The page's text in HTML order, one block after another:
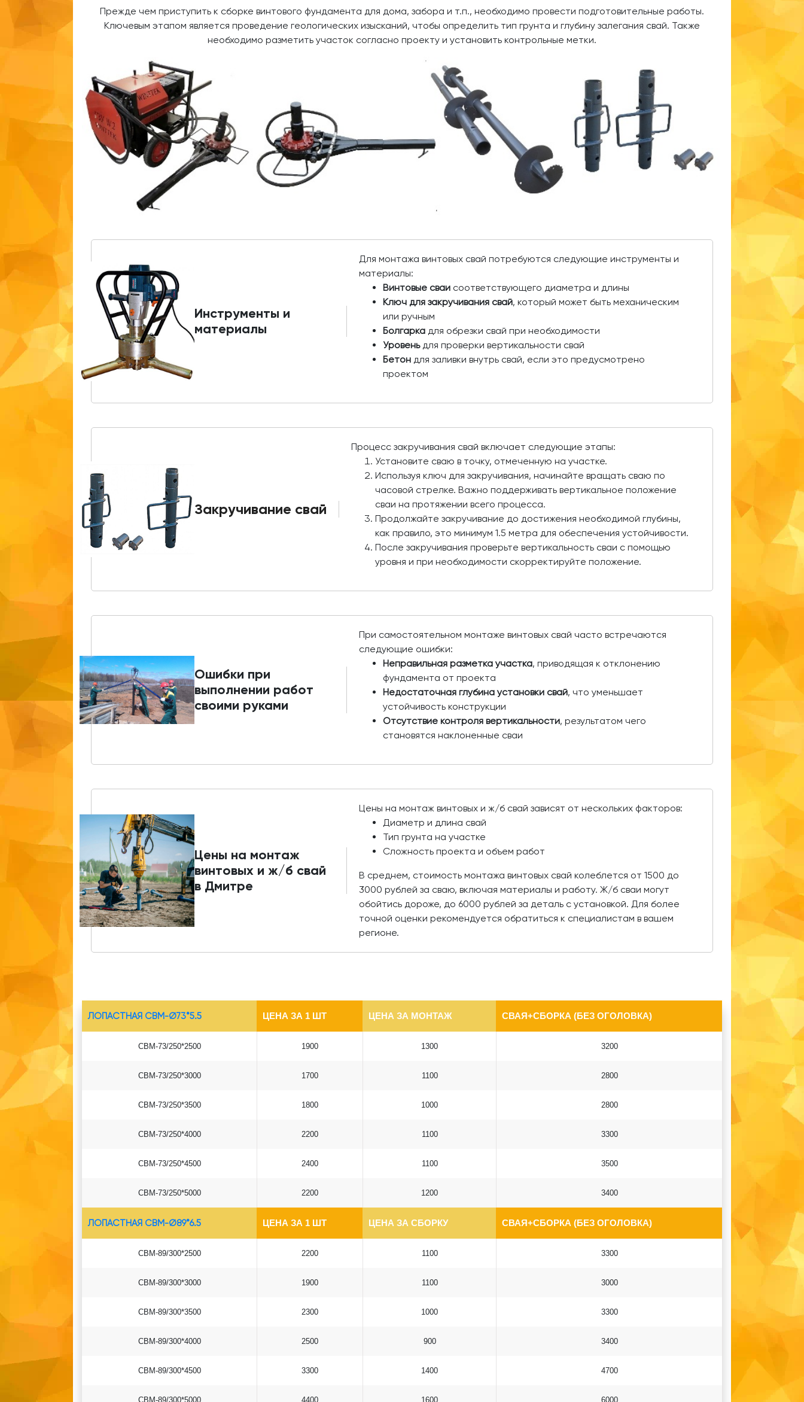
Прежде чем приступить к сборке винтового фундамента для дома, забора и т.п., необходимо провести подготовительные работы.
Ключевым этапом является проведение геологических изысканий, чтобы определить тип грунта и глубину залегания свай. Также
необходимо разметить участок согласно проекту и установить контрольные метки.
Инструменты и
материалы
Для монтажа винтовых свай потребуются следующие инструменты и
материалы:
Винтовые сваи соответствующего диаметра и длины
Ключ для закручивания свай, который может быть механическим
или ручным
Болгарка для обрезки свай при необходимости
Уровеньдля проверки вертикальности свай
Бетон для заливки внутрь свай, если это предусмотрено
проектом
Закручивание свай
Процесс закручивания свай включает следующие этапы:
Установите сваю в точку, отмеченную на участке.
Используя ключ для закручивания, начинайте вращать сваю по
часовой стрелке. Важно поддерживать вертикальное положение
сваи на протяжении всего процесса.
Продолжайте закручивание до достижения необходимой глубины,
как правило, это минимум 1.5 метра для обеспечения устойчивости.
После закручивания проверьте вертикальность сваи с помощью
уровня и при необходимости скорректируйте положение.
Ошибки при
выполнении работ
своими руками
При самостоятельном монтаже винтовых свай часто встречаются
следующие ошибки:
Неправильная разметка участка, приводящая к отклонению
фундамента от проекта
Недостаточная глубина установки свай, что уменьшает
устойчивость конструкции
Отсутствие контроля вертикальности, результатом чего
становятся наклоненные сваи
Цены на монтаж
винтовых и ж/б свай
в Дмитре
Цены на монтаж винтовых и ж/б свай зависят от нескольких факторов:
Диаметр и длина свай
Тип грунта на участке
Сложность проекта и объем работ
В среднем, стоимость монтажа винтовых свай колеблется от 1500 до
3000 рублей за сваю, включая материалы и работу. Ж/б сваи могут
обойтись дороже, до 6000 рублей за деталь с установкой. Для более
точной оценки рекомендуется обратиться к специалистам в вашем
регионе.
ЛОПАСТНАЯ СВМ-Ø73*5.5 ЦЕНА ЗА 1 ШТ ЦЕНА ЗА МОНТАЖ СВАЯ+СБОРКА (БЕЗ ОГОЛОВКА)
СВМ-73/250*2500 1900 1300 3200
СВМ-73/250*3000 1700 1100 2800
СВМ-73/250*3500 1800 1000 2800
СВМ-73/250*4000 2200 1100 3300
СВМ-73/250*4500 2400 1100 3500
СВМ-73/250*5000 2200 1200 3400
ЛОПАСТНАЯ СВМ-Ø89*6.5 ЦЕНА ЗА 1 ШТ ЦЕНА ЗА СБОРКУ СВАЯ+СБОРКА (БЕЗ ОГОЛОВКА)
СВМ-89/300*2500 2200 1100 3300
СВМ-89/300*3000 1900 1100 3000
СВМ-89/300*3500 2300 1000 3300
СВМ-89/300*4000 2500 900 3400
СВМ-89/300*4500 3300 1400 4700
СВМ-89/300*5000 4400 1600 6000